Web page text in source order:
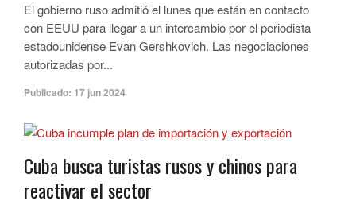
El gobierno ruso admitió el lunes que están en contacto
con EEUU para llegar a un intercambio por el periodista
estadounidense Evan Gershkovich. Las negociaciones
autorizadas por...
Publicado: 17 jun 2024
Cuba busca turistas rusos y chinos para
reactivar el sector